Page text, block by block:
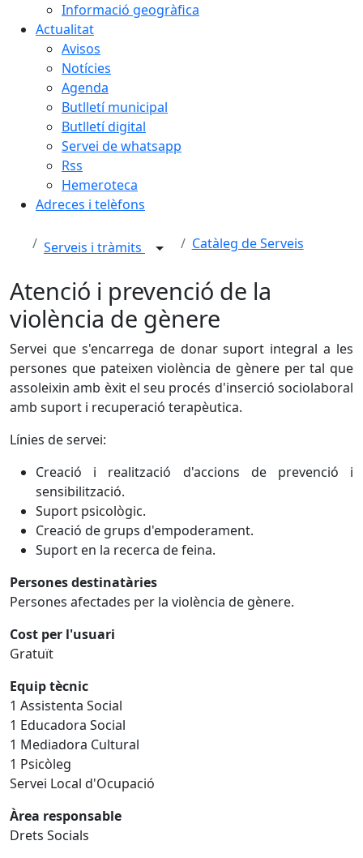
Informació geogràfica
Actualitat
Avisos
Notícies
Agenda
Butlletí municipal
Butlletí digital
Servei de whatsapp
Rss
Hemeroteca
Adreces i telèfons
Serveis i tràmits Catàleg de Serveis
Atenció i prevenció de la
violència de gènere
Servei que s'encarrega de donar suport integral a les
persones que pateixen violència de gènere per tal que
assoleixin amb èxit el seu procés d'inserció sociolaboral
amb suport i recuperació terapèutica.
Línies de servei:
Creació i realització d'accions de prevenció i
sensibilització.
Suport psicològic.
Creació de grups d'empoderament.
Suport en la recerca de feina.
Persones destinatàries
Persones afectades per la violència de gènere.
Cost per l'usuari
Gratuït
Equip tècnic
1 Assistenta Social
1 Educadora Social
1 Mediadora Cultural
1 Psicòleg
Servei Local d'Ocupació
Àrea responsable
Drets Socials